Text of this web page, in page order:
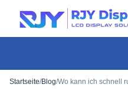
Wähle
fürStartseite/Blog/Wo kann ich schnell